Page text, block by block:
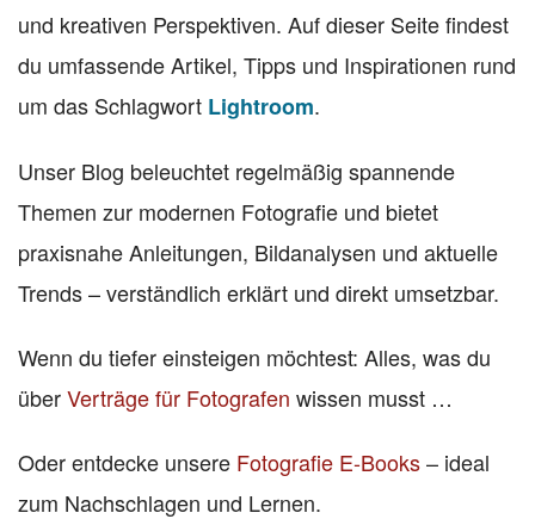
und kreativen Perspektiven. Auf dieser Seite findest
du umfassende Artikel, Tipps und Inspirationen rund
um das Schlagwort Lightroom.
Unser Blog beleuchtet regelmäßig spannende
Themen zur modernen Fotografie und bietet
praxisnahe Anleitungen, Bildanalysen und aktuelle
Trends – verständlich erklärt und direkt umsetzbar.
Wenn du tiefer einsteigen möchtest: Alles, was du
überVerträge für Fotografen wissen musst …
Oder entdecke unsere Fotografie E-Books– ideal
zum Nachschlagen und Lernen.